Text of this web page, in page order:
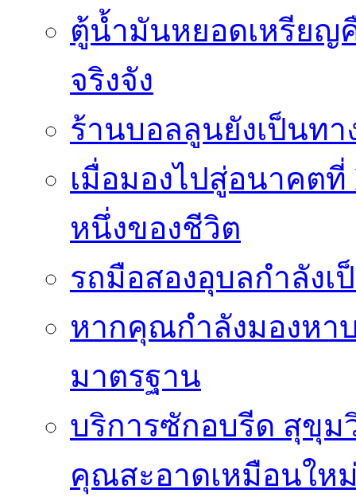
ตู้น้ำมันหยอดเหรียญ
จริงจัง
ร้านบอลลูนยังเป็นทา
เมื่อมองไปสู่อนาคตที่
หนึ่งของชีวิต
รถมือสองอุบลกำลัง
หากคุณกำลังมองหา
มาตรฐาน
บริการซักอบรีด สุขุ
คุณสะอาดเหมือนให